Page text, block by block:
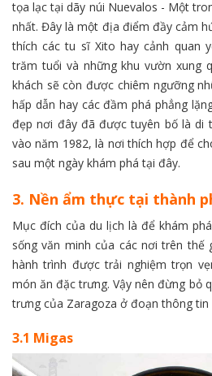
tọa lạc tại dãy núi Nuevalos - Một
nhất. Đây là một địa điểm đầy cảm
thích các tu sĩ Xito hay cảnh quan
trăm tuổi và những khu vườn xung
khách sẽ còn được chiêm ngưỡng
hấp dẫn hay các đầm phá phẳng
đẹp nơi đây đã được tuyên bố là di
vào năm 1982, là nơi thích hợp để
sau một ngày khám phá tại đây.
3. Nền ẩm thực tại thành
Mục đích của du lịch là để khám
sống văn minh của các nơi trên thế
hành trình được trải nghiệm trọn
món ăn đặc trưng. Vậy nên đừng bỏ
trưng của Zaragoza ở đoạn thông tin
3.1 Migas